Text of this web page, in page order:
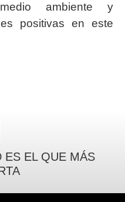
ambiente y
positivas en este
ES EL QUE MÁS